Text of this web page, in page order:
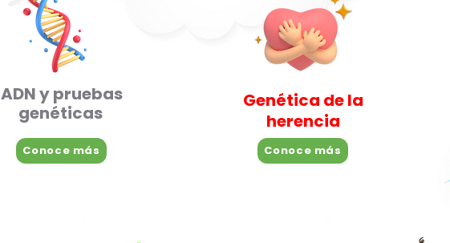
ADN y pruebas
genéticas
Conoce más
Genética de la
herencia
Conoce más